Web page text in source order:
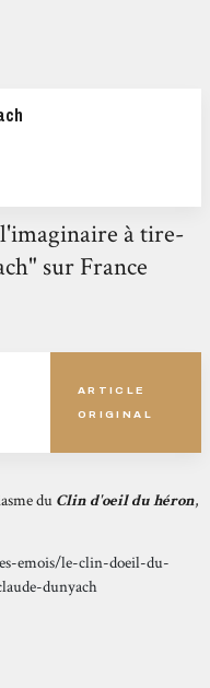
à tire-
sur France
ARTICLE
ORIGINAL
du Clin d'oeil du héron,
emois/le-clin-doeil-du-
dunyach